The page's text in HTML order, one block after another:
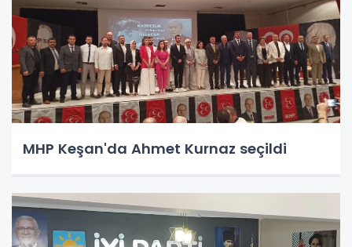
MHP Keşan'da Ahmet Kurnaz seçildi